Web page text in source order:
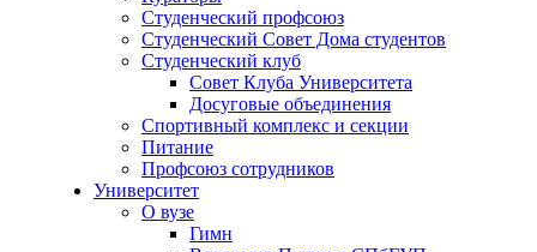
Студенческий профсоюз
Студенческий Совет Дома студентов
Студенческий клуб
Совет Клуба Университета
Досуговые объединения
Спортивный комплекс и секции
Питание
Профсоюз сотрудников
Университет
О вузе
Гимн